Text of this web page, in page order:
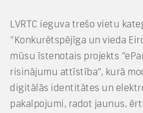
LVRTC ieguva trešo vietu
“Konkurētspējīga un vieda
mūsu īstenotais projekts
risinājumu attīstība”, kurā
digitālās identitātes un
pakalpojumi, radot jaunus,